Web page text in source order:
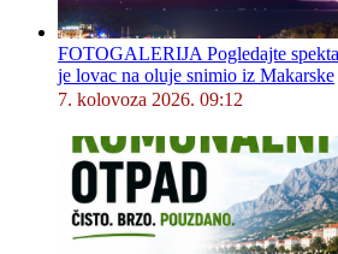
FOTOGALERIJA Pogledajte
je lovac na oluje snimio iz Makarske
7. kolovoza 2026. 09:12